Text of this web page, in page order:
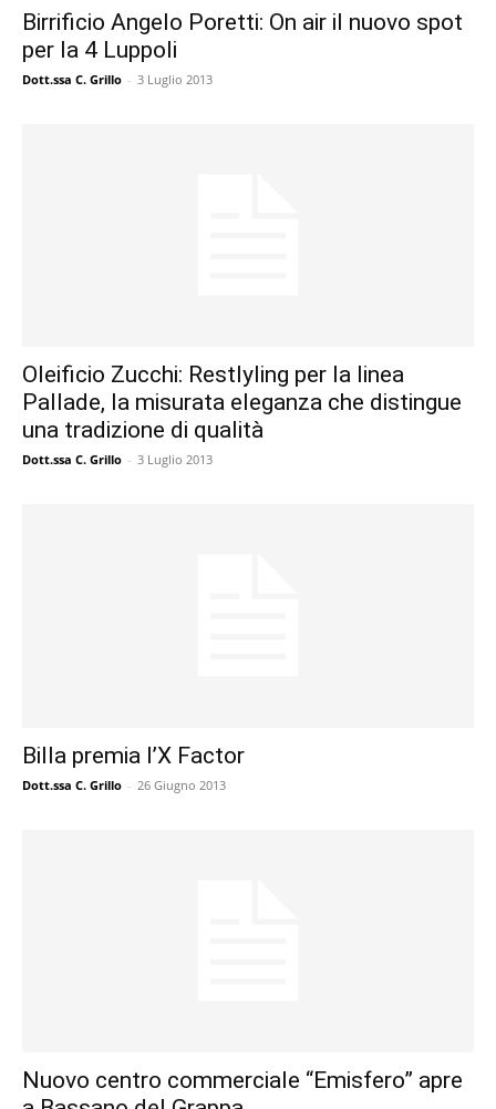
Birrificio Angelo Poretti: On air il nuovo spot
per la 4 Luppoli
Dott.ssa C. Grillo - 3 Luglio 2013
Oleificio Zucchi: Restlyling per la linea
Pallade, la misurata eleganza che distingue
una tradizione di qualità
Dott.ssa C. Grillo - 3 Luglio 2013
Billa premia l’X Factor
Dott.ssa C. Grillo - 26 Giugno 2013
Nuovo centro commerciale “Emisfero” apre